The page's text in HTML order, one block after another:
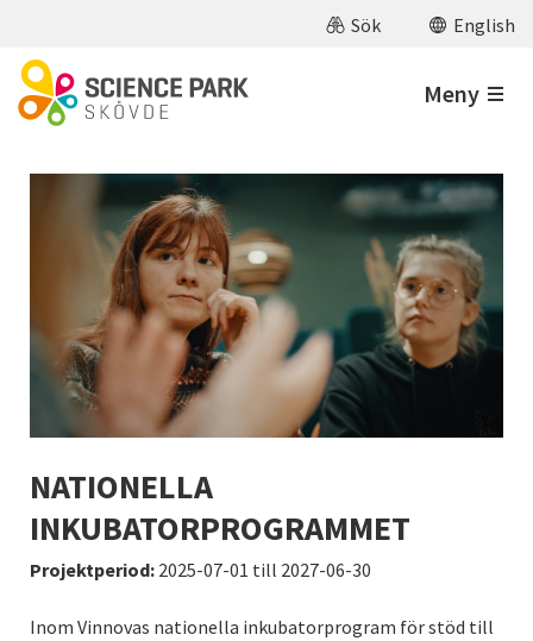
Sök English
Meny
NATIONELLA
INKUBATORPROGRAMMET
Projektperiod: 2025-07-01 till 2027-06-30
Inom Vinnovas nationella inkubatorprogram för stöd till